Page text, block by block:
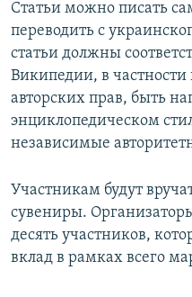
Статьи можно писать
переводить с
статьи должны
Википедии, в
авторских прав, быть
энциклопедическом
независимые
Участникам будут
сувениры.
десять участников,
вклад в рамках всего